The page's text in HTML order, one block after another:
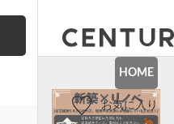
HOME
お気に入り